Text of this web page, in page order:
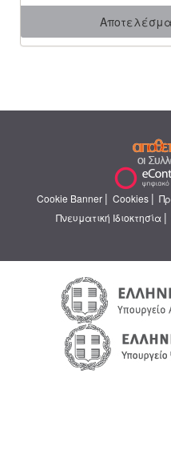
Cookie Banner | Cookies |
Πνευματική Ιδιοκτησία |